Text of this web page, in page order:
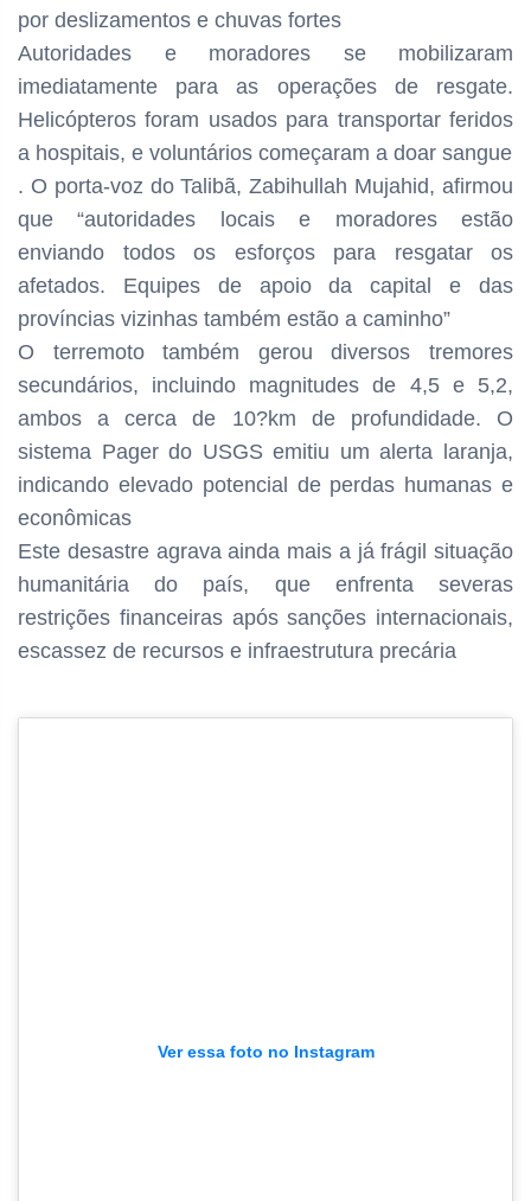
por deslizamentos e chuvas fortes
Autoridades e moradores se mobilizaram
imediatamente para as operações de resgate.
Helicópteros foram usados para transportar feridos
a hospitais, e voluntários começaram a doar sangue
. O porta-voz do Talibã, Zabihullah Mujahid, afirmou
que “autoridades locais e moradores estão
enviando todos os esforços para resgatar os
afetados. Equipes de apoio da capital e das
províncias vizinhas também estão a caminho”
O terremoto também gerou diversos tremores
secundários, incluindo magnitudes de 4,5 e 5,2,
ambos a cerca de 10?km de profundidade. O
sistema Pager do USGS emitiu um alerta laranja,
indicando elevado potencial de perdas humanas e
econômicas
Este desastre agrava ainda mais a já frágil situação
humanitária do país, que enfrenta severas
restrições financeiras após sanções internacionais,
escassez de recursos e infraestrutura precária
Ver essa foto no Instagram